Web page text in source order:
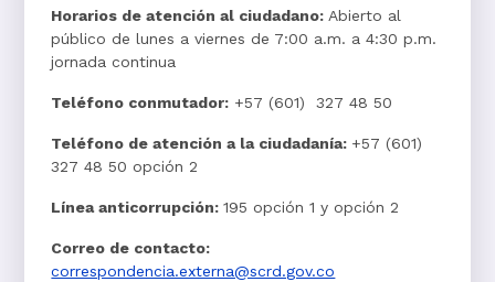
Horarios de atención al ciudadano:Abierto al
público de lunes a viernes de 7:00 a.m. a 4:30 p.m.
jornada continua
Teléfono conmutador: +57 (601) 327 48 50
Teléfono de atención a la ciudadanía: +57 (601)
327 48 50 opción 2
Línea anticorrupción:195 opción 1 y opción 2
Correo de contacto:
correspondencia.externa@scrd.gov.co